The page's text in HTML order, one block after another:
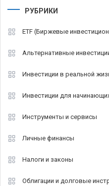
РУБРИКИ
ETF (Биржевые
Альтернативные
Инвестиции в реальной
Инвестиции для
Инструменты и сервисы
Личные финансы
Налоги и законы
Облигации и долговые